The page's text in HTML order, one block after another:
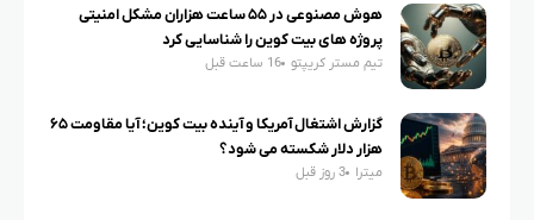
هوش مصنوعی در ۵۵ ساعت هزاران مشکل امنیتی
پروژه های بیت کوین را شناسایی کرد
تیم مستر کریپتو 16 ساعت قبل
گزارش اشتغال آمریکا و آینده بیت کوین؛ آیا مقاومت ۶۵
هزار دلار شکسته می شود؟
میترا 3 روز قبل